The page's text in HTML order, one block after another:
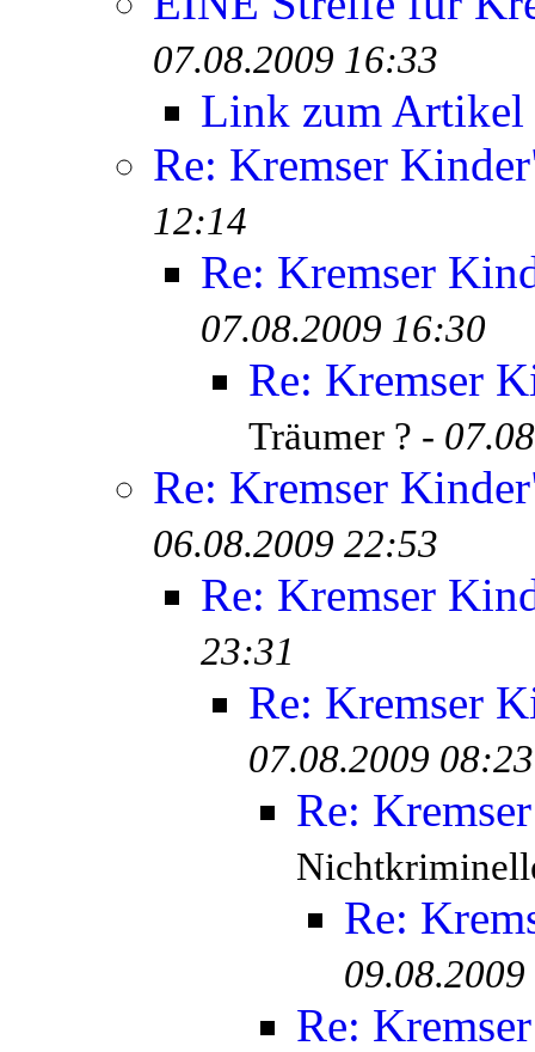
07.08.2009 16:33
Link zum Artikel
Re: Kremser
12:14
Re: Kremser
07.08.2009 16:30
Re: Kremser
Träumer ? -
Re: Kremser
06.08.2009 22:53
Re: Kremser
23:31
Re: Kremser
07.08.2009 08:23
Re:
Re:
Re: